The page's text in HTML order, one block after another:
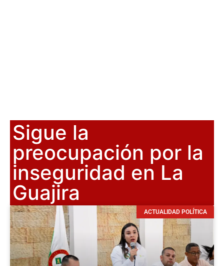
Sigue la
preocupación por la
inseguridad en La
Guajira
ACTUALIDAD POLÍTICA